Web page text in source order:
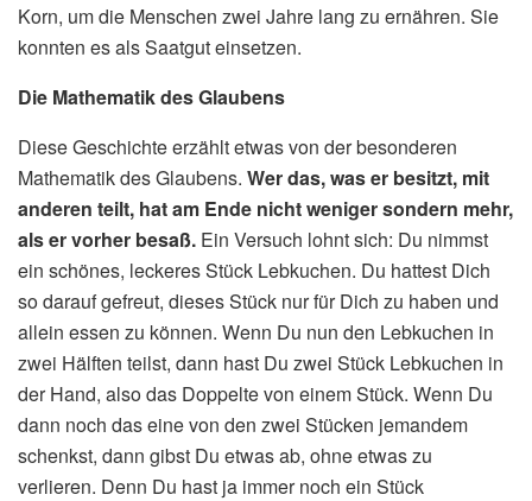
Korn, um die Menschen zwei Jahre lang zu ernähren. Sie
konnten es als Saatgut einsetzen.
Die Mathematik des Glaubens
Diese Geschichte erzählt etwas von der besonderen
Mathematik des Glaubens. Wer das, was er besitzt, mit
anderen teilt, hat am Ende nicht weniger sondern mehr,
als er vorher besaß. Ein Versuch lohnt sich: Du nimmst
ein schönes, leckeres Stück Lebkuchen. Du hattest Dich
so darauf gefreut, dieses Stück nur für Dich zu haben und
allein essen zu können. Wenn Du nun den Lebkuchen in
zwei Hälften teilst, dann hast Du zwei Stück Lebkuchen in
der Hand, also das Doppelte von einem Stück. Wenn Du
dann noch das eine von den zwei Stücken jemandem
schenkst, dann gibst Du etwas ab, ohne etwas zu
verlieren. Denn Du hast ja immer noch ein Stück